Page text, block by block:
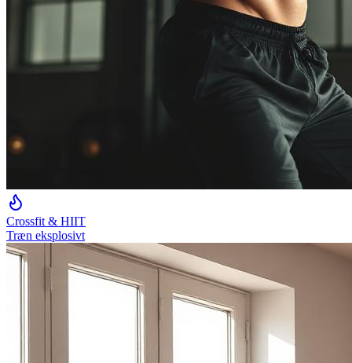
Crossfit & HIIT
Træn eksplosivt